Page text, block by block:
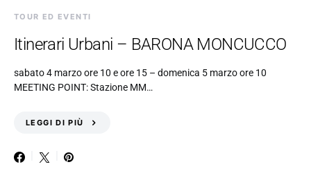
TOUR ED EVENTI
Itinerari Urbani – BARONA MONCUCCO
sabato 4 marzo ore 10 e ore 15 – domenica 5 marzo ore 10
MEETING POINT: Stazione MM…
LEGGI DI PIÙ